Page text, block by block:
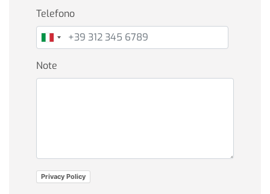
Telefono
Note
Privacy Policy